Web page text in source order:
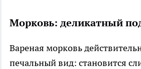
Морковь: деликатный
Вареная морковь
печальный вид: становится